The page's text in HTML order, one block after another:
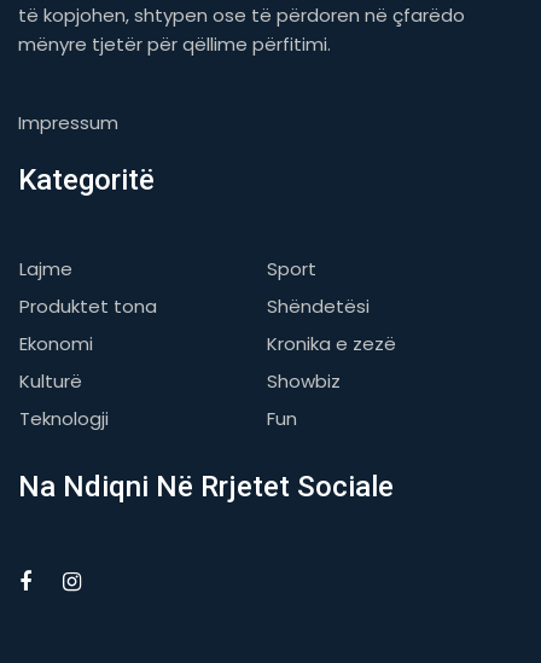
të kopjohen, shtypen ose të përdoren në çfarëdo
mënyre tjetër për qëllime përfitimi.
Impressum
Kategoritë
Lajme
Sport
Produktet tona
Shëndetësi
Ekonomi
Kronika e zezë
Kulturë
Showbiz
Teknologji
Fun
Na Ndiqni Në Rrjetet Sociale